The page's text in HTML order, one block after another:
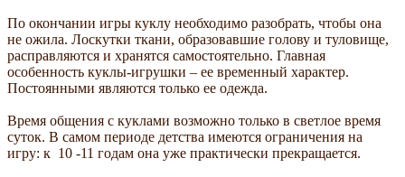
По окончании игры куклу необходимо разобрать, чтобы она
не ожила. Лоскутки ткани, образовавшие голову и туловище,
расправляются и хранятся самостоятельно. Главная
особенность куклы-игрушки – ее временный характер.
Постоянными являются только ее одежда.
Время общения с куклами возможно только в светлое время
суток. В самом периоде детства имеются ограничения на
игру: к 10 -11 годам она уже практически прекращается.